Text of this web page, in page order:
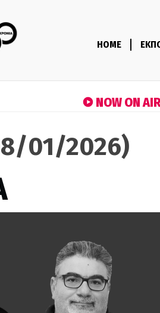
HOME
NOW ON
01/2026)